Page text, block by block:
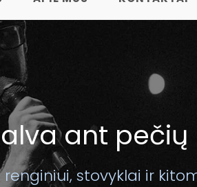
ant pečių
stovyklai ir